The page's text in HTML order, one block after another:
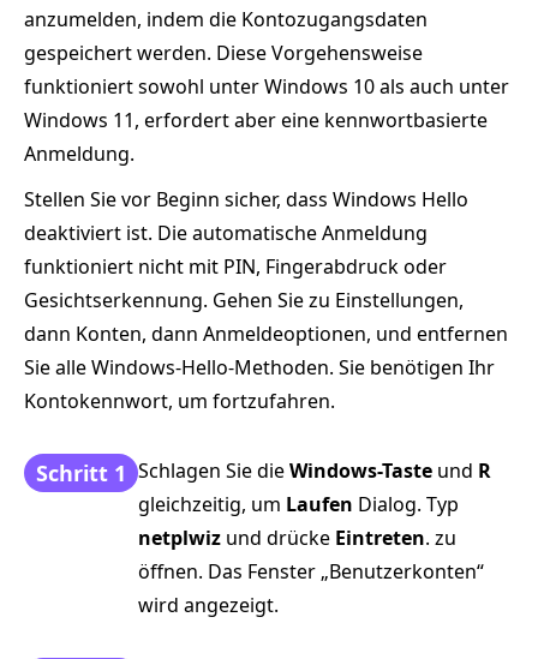
anzumelden, indem die Kontozugangsdaten
gespeichert werden. Diese Vorgehensweise
funktioniert sowohl unter Windows 10 als auch unter
Windows 11, erfordert aber eine kennwortbasierte
Anmeldung.
Stellen Sie vor Beginn sicher, dass Windows Hello
deaktiviert ist. Die automatische Anmeldung
funktioniert nicht mit PIN, Fingerabdruck oder
Gesichtserkennung. Gehen Sie zu Einstellungen,
dann Konten, dann Anmeldeoptionen, und entfernen
Sie alle Windows-Hello-Methoden. Sie benötigen Ihr
Kontokennwort, um fortzufahren.
Schritt 1 Schlagen Sie dieWindows-Taste und R
gleichzeitig, um Laufen Dialog. Typ
netplwiz und drücke Eintreten. zu
öffnen. Das Fenster „Benutzerkonten“
wird angezeigt.